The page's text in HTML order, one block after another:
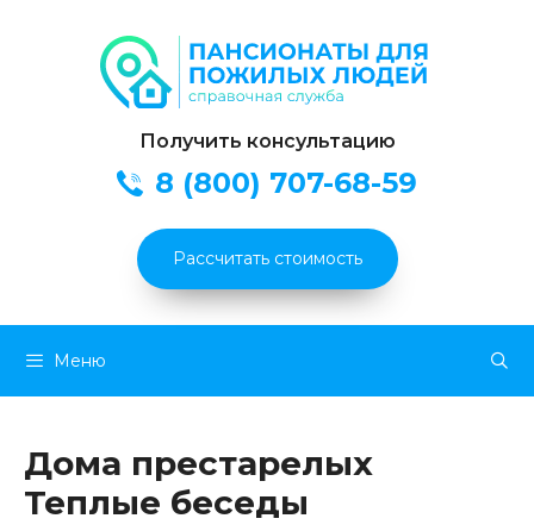
Получить консультацию
8 (800) 707-68-59
Рассчитать стоимость
Меню
Дома престарелых
Теплые беседы